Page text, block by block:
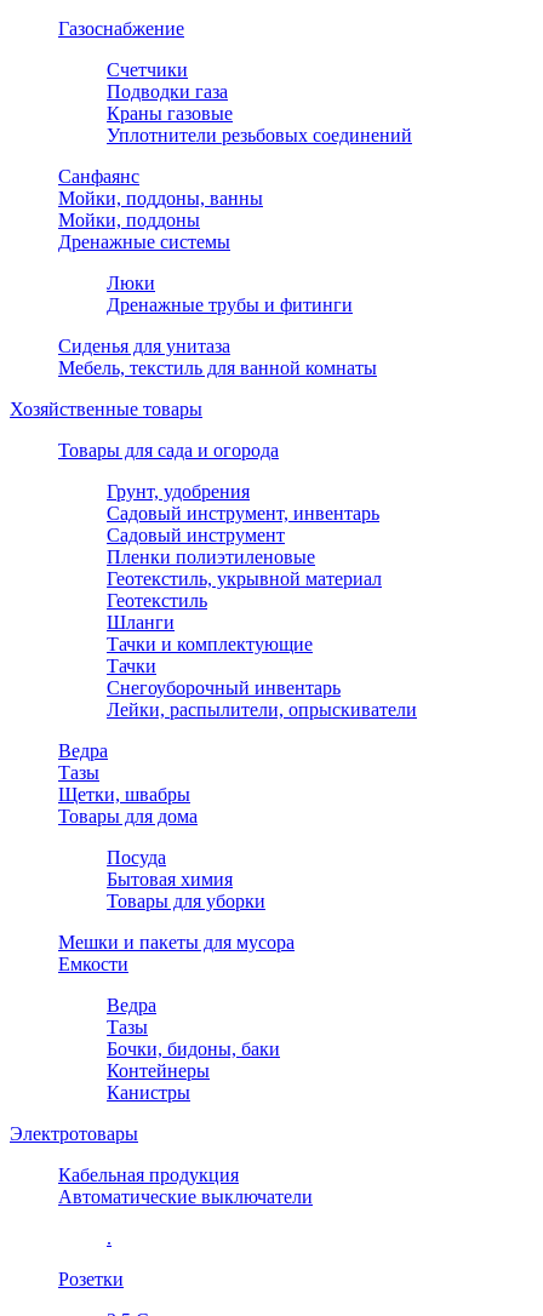
Газоснабжение
Счетчики
Подводки газа
Краны газовые
Уплотнители резьбовых соединений
Санфаянс
Мойки, поддоны, ванны
Мойки, поддоны
Дренажные системы
Люки
Дренажные трубы и фитинги
Сиденья для унитаза
Мебель, текстиль для ванной комнаты
Хозяйственные товары
Товары для сада и огорода
Грунт, удобрения
Садовый инструмент, инвентарь
Садовый инструмент
Пленки полиэтиленовые
Геотекстиль, укрывной материал
Геотекстиль
Шланги
Тачки и комплектующие
Тачки
Снегоуборочный инвентарь
Лейки, распылители, опрыскиватели
Ведра
Тазы
Щетки, швабры
Товары для дома
Посуда
Бытовая химия
Товары для уборки
Мешки и пакеты для мусора
Емкости
Ведра
Тазы
Бочки, бидоны, баки
Контейнеры
Канистры
Электротовары
Кабельная продукция
Автоматические выключатели
.
Розетки